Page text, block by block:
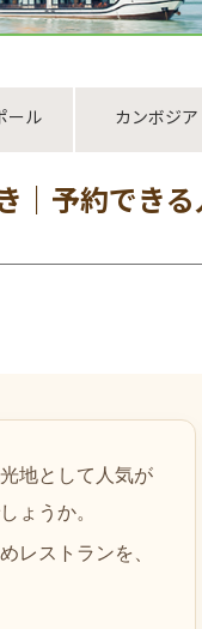
ール カンボジア
｜予約できる
地として人気が
ょうか。
レストランを、